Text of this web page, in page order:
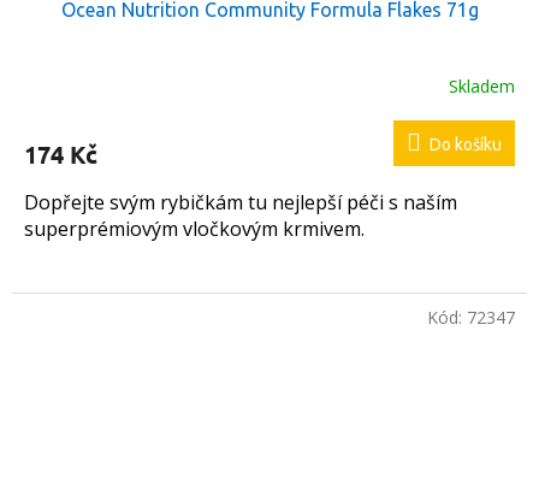
Ocean Nutrition Community Formula Flakes 71g
je
z
5
Skladem
174 Kč Do košíku
Dopřejte svým rybičkám tu nejlepší péči s naším
superprémiovým vločkovým krmivem.
Kód: 72347